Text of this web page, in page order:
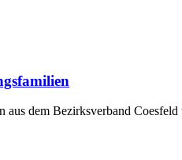
dem Bezirksverband